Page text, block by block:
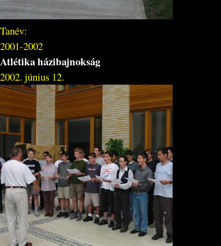
Tanév:
2001-2002
Atlétika házibajnokság
2002. június 12.